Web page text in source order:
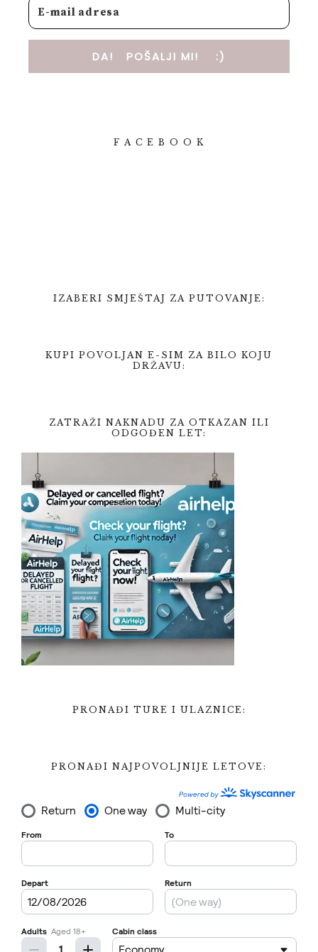
DA! POŠALJI MI! :)
F A C E B O O K
IZABERI SMJEŠTAJ ZA PUTOVANJE:
KUPI POVOLJAN E-SIM ZA BILO KOJU
DRŽAVU:
ZATRAŽI NAKNADU ZA OTKAZAN ILI
ODGOĐEN LET:
PRONAĐI TURE I ULAZNICE:
PRONAĐI NAJPOVOLJNIJE LETOVE: